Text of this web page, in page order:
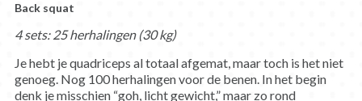
Back squat
4 sets: 25 herhalingen (30 kg)
Je hebt je quadriceps al totaal afgemat, maar toch is het niet
genoeg. Nog 100 herhalingen voor de benen. In het begin
denk je misschien “goh, licht gewicht,” maar zo rond